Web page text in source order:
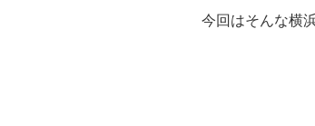
今回はそんな横